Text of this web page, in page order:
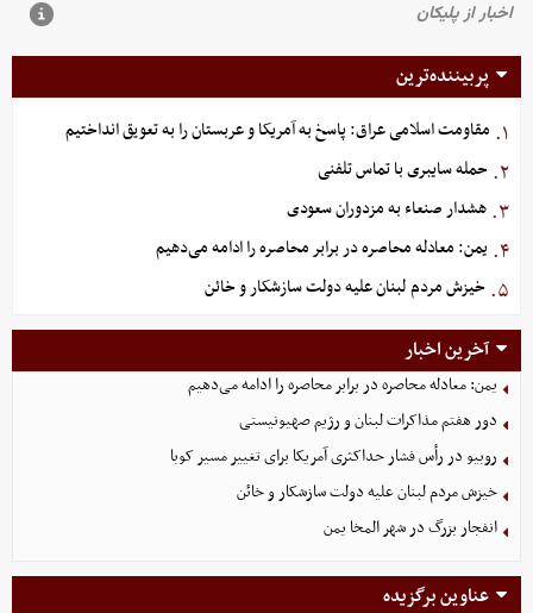
پربیننده‌ترین
۱. مقاومت اسلامی عراق: پاسخ به آمریکا و عربستان را به تعویق انداختیم
۲. حمله سایبری با تماس تلفنی
۳. هشدار صنعاء به مزدوران سعودی
۴. یمن: معادله محاصره در برابر محاصره را ادامه می‌دهیم
۵. خیزش مردم لبنان علیه دولت سازشکار و خائن
آخرین اخبار
یمن: معادله محاصره در برابر محاصره را ادامه می‌دهیم
دور هفتم مذاکرات لبنان و رژیم صهیونیستی
روبیو در رأس فشار حداکثری آمریکا برای تغییر مسیر کوبا
خیزش مردم لبنان علیه دولت سازشکار و خائن
انفجار بزرگ در شهر المخا یمن
عناوین برگزیده